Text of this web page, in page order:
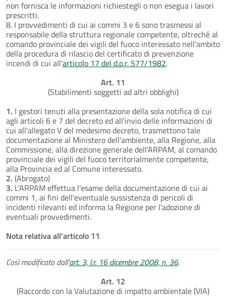
non fornisca le informazioni richiestegli o non esegua i lavori
prescritti.
8. I provvedimenti di cui ai commi 3 e 6 sono trasmessi al
responsabile della struttura regionale competente, oltreché al
comando provinciale dei vigili del fuoco interessato nell'ambito
della procedura di rilascio del certificato di prevenzione
incendi di cui all'articolo 17 del d.p.r. 577/1982.
Art. 11
(Stabilimenti soggetti ad altri obblighi)
1. I gestori tenuti alla presentazione della sola notifica di cui
agli articoli 6 e 7 del decreto ed all'invio delle informazioni di
cui all'allegato V del medesimo decreto, trasmettono tale
documentazione al Ministero dell'ambiente, alla Regione, alla
Commissione, alla direzione generale dell'ARPAM, al comando
provinciale dei vigili del fuoco territorialmente competente,
alla Provincia ed al Comune interessato.
2. (Abrogato)
3. L'ARPAM effettua l'esame della documentazione di cui ai
commi 1, ai fini dell'eventuale sussistenza di pericoli di
incidenti rilevanti ed informa la Regione per l'adozione di
eventuali provvedimenti.
Nota relativa all'articolo 11
Così modificato dall'art. 3, l.r. 16 dicembre 2008, n. 36.
Art. 12
(Raccordo con la Valutazione di impatto ambientale (VIA)